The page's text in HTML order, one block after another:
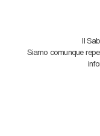
Il
Siamo comunque